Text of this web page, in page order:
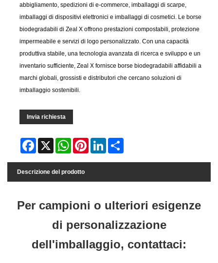
abbigliamento, spedizioni di e-commerce, imballaggi di scarpe,
imballaggi di dispositivi elettronici e imballaggi di cosmetici. Le borse
biodegradabili di Zeal X offrono prestazioni compostabili, protezione
impermeabile e servizi di logo personalizzato. Con una capacità
produttiva stabile, una tecnologia avanzata di ricerca e sviluppo e un
inventario sufficiente, Zeal X fornisce borse biodegradabili affidabili a
marchi globali, grossisti e distributori che cercano soluzioni di
imballaggio sostenibili.
Invia richiesta
Facebook
X WhatsAppPinterestLinkedIn
Descrizione del prodotto
Per campioni o ulteriori esigenze
di personalizzazione
dell'imballaggio, contattaci: